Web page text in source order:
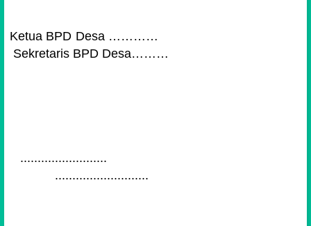
Ketua BPD Desa …………
Sekretaris BPD Desa………
.........................
...........................